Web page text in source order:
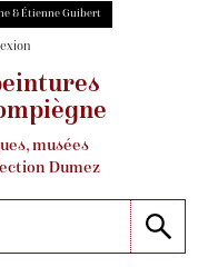
& Étienne Guibert
musées
Dumez